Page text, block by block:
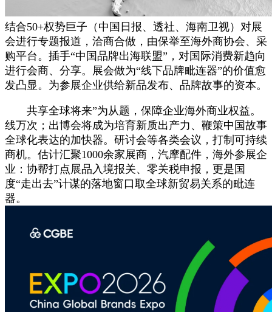
结合50+权势巨子（中国日报、透社、海南卫视）对展
会进行专题报道，洽商合做，由保举至海外商协会、采
购平台。插手“中国品牌出海联盟”，对国际消费新趋向
进行会商、分享。展会做为“线下品牌毗连器”的价值愈
发凸显。为参展企业供给新品发布、品牌故事的资本。
共享全球将来”为从题，保障企业海外商业权益。
线万次；出博会将成为培育新质出产力、鞭策中国故事
全球化表达的加快器。研讨会等各类会议，打制可持续
商机。估计汇聚1000余家展商，汽摩配件，海外参展企
业：协帮打点展品入境报关、零关税申报，更是国
度“走出去”计谋的落地窗口取全球新贸易关系的毗连
器。